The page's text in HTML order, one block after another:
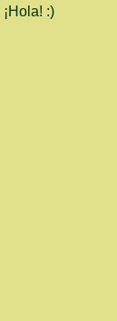
¡Hola! :)